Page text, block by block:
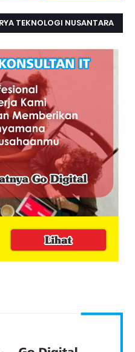
TEKNOLOGI NUSANTARA